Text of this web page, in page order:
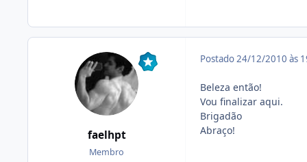
faelhpt
Membro
Postado24/12/2010 às
Beleza então!
Vou finalizar aqui.
Brigadão
Abraço!